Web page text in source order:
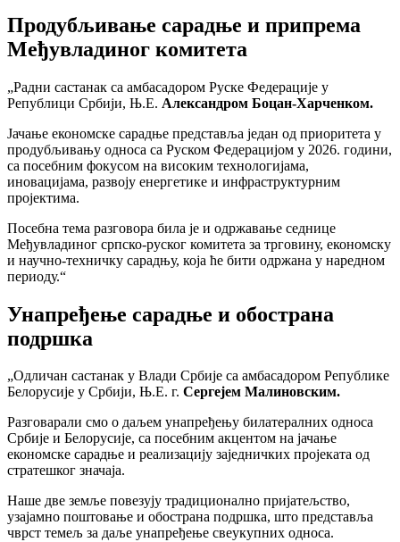
Продубљивање сарадње и припрема
Међувладиног комитета
„Радни састанак са амбасадором Руске Федерације у
Републици Србији, Њ.Е. Александром Боцан-Харченком.
Јачање економске сарадње представља један од приоритета у
продубљивању односа са Руском Федерацијом у 2026. години,
са посебним фокусом на високим технологијама,
иновацијама, развоју енергетике и инфраструктурним
пројектима.
Посебна тема разговора била је и одржавање седнице
Међувладиног српско-руског комитета за трговину, економску
и научно-техничку сарадњу, која ће бити одржана у наредном
периоду.“
Унапређење сарадње и обострана
подршка
„Одличан састанак у Влади Србије са амбасадором Републике
Белорусије у Србији, Њ.Е. г. Сергејем Малиновским.
Разговарали смо о даљем унапређењу билатералних односа
Србије и Белорусије, са посебним акцентом на јачање
економске сарадње и реализацију заједничких пројеката од
стратешког значаја.
Наше две земље повезују традиционално пријатељство,
узајамно поштовање и обострана подршка, што представља
чврст темељ за даље унапређење свеукупних односа.